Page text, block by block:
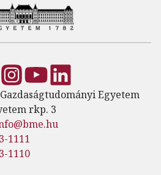
Egyetem
rkp. 3
1111
1110